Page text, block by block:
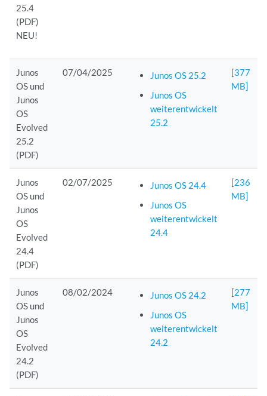
25.4
(PDF)
NEU!
Junos
OS und
Junos
OS
Evolved
25.2
(PDF)
07/04/2025
Junos OS 25.2
Junos OS
weiterentwickelt
25.2
[377
MB]
Junos
OS und
Junos
OS
Evolved
24.4
(PDF)
02/07/2025
Junos OS 24.4
Junos OS
weiterentwickelt
24.4
[236
MB]
Junos
OS und
Junos
OS
Evolved
24.2
(PDF)
08/02/2024
Junos OS 24.2
Junos OS
weiterentwickelt
24.2
[277
MB]